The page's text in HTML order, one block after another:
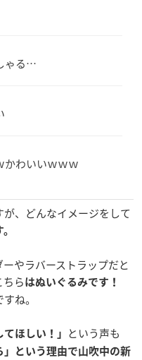
ゃる…
かわいいｗｗｗ
、どんなイメージをして
やラバーストラップだと
ら はぬいぐるみです！
ね。
ほしい！」
という声も
」という理由で山吹中の新